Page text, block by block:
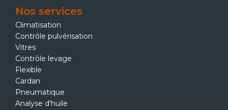
Nos services
Climatisation
Contrôle pulvérisation
Vitres
Contrôle levage
Flexible
Cardan
Pneumatique
Analyse d'huile